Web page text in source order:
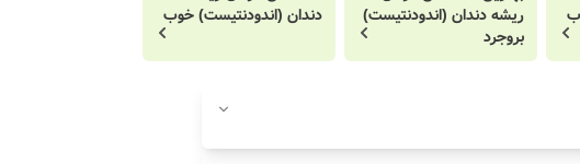
ریشه دندان (اندودنتیست)
بروجرد
دندان (اندودنتیست) خوب